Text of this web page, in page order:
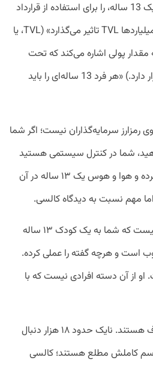
کاری کند تا جلوی کسی،حتی یک 13 ساله، را برای استفاده از قرارداد
هوشمندی که در نهایت روی میلیارد‌ها TVL تاثیر می‌گذارد» (TVL، یا
پولی اشاره می‌کند که تحت
مدیریت یک پروتکل دیفای قرار دارد.) «هر فرد 13 ساله‌ای را باید
سرمایه‌گذاران نیست؛ اگر شما
شما در کنترل سیستمی هستید
که یک 13 ساله آن‌را طراحی کرده و هوا و هوس یک ۱۳ ساله در آن
مهم نسبت به دیدگاه کالسی.
کالسی می‌گوید: «این چیزی نیست که شما به یک کودک ۱۳ ساله
است و هرچه گفته را عملی کرده.
از آن دسته افرادی نیست که با
خوب یا بد، بلاک‌چین‌ها شفاف هستند. نایک حدود ۱۸ هزار دنبال
اسم کاملش مطلع هستند؛ کالسی